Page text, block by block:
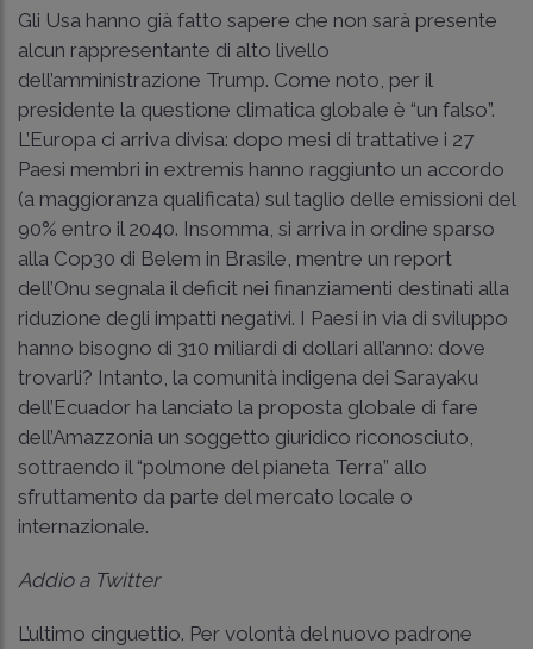
Gli Usa hanno già fatto sapere che non sarà presente
alcun rappresentante di alto livello
dell’amministrazione Trump. Come noto, per il
presidente la questione climatica globale è “un falso”.
L’Europa ci arriva divisa: dopo mesi di trattative i 27
Paesi membri in extremis hanno raggiunto un accordo
(a maggioranza qualificata) sul taglio delle emissioni del
90% entro il 2040. Insomma, si arriva in ordine sparso
alla Cop30 di Belem in Brasile, mentre un report
dell’Onu segnala il deficit nei finanziamenti destinati alla
riduzione degli impatti negativi. I Paesi in via di sviluppo
hanno bisogno di 310 miliardi di dollari all’anno: dove
trovarli? Intanto, la comunità indigena dei Sarayaku
dell’Ecuador ha lanciato la proposta globale di fare
dell’Amazzonia un soggetto giuridico riconosciuto,
sottraendo il “polmone del pianeta Terra” allo
sfruttamento da parte del mercato locale o
internazionale.
Addio a Twitter
L’ultimo cinguettio. Per volontà del nuovo padrone